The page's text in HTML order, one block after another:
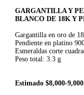
GARGANTILLA Y
BLANCO DE 18K Y
Gargantilla en oro de
Pendiente en platino
Esmeraldas corte
Peso total: 3.3 g
Estimado $8,000-9,000